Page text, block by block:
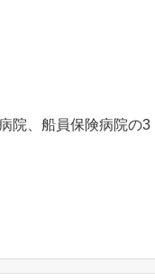
院、船員保険病院の3